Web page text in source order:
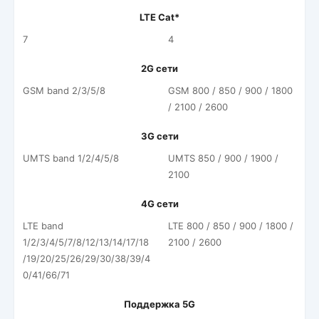
LTE Cat*
7
4
2G сети
GSM band 2/3/5/8
GSM 800 / 850 / 900 / 1800
/ 2100 / 2600
3G сети
UMTS band 1/2/4/5/8
UMTS 850 / 900 / 1900 /
2100
4G сети
LTE band
1/2/3/4/5/7/8/12/13/14/17/18
/19/20/25/26/29/30/38/39/4
0/41/66/71
LTE 800 / 850 / 900 / 1800 /
2100 / 2600
Поддержка 5G